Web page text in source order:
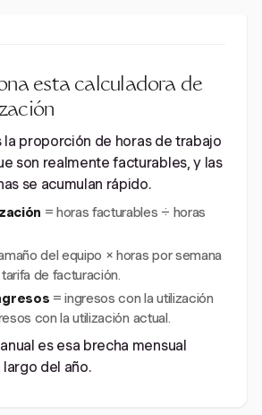
esta calculadora de
la proporción de horas de trabajo
son realmente facturables, y las
se acumulan rápido.
= horas facturables ÷ horas
del equipo × horas por semana
de facturación.
= ingresos con la utilización
con la utilización actual.
es esa brecha mensual
del año.